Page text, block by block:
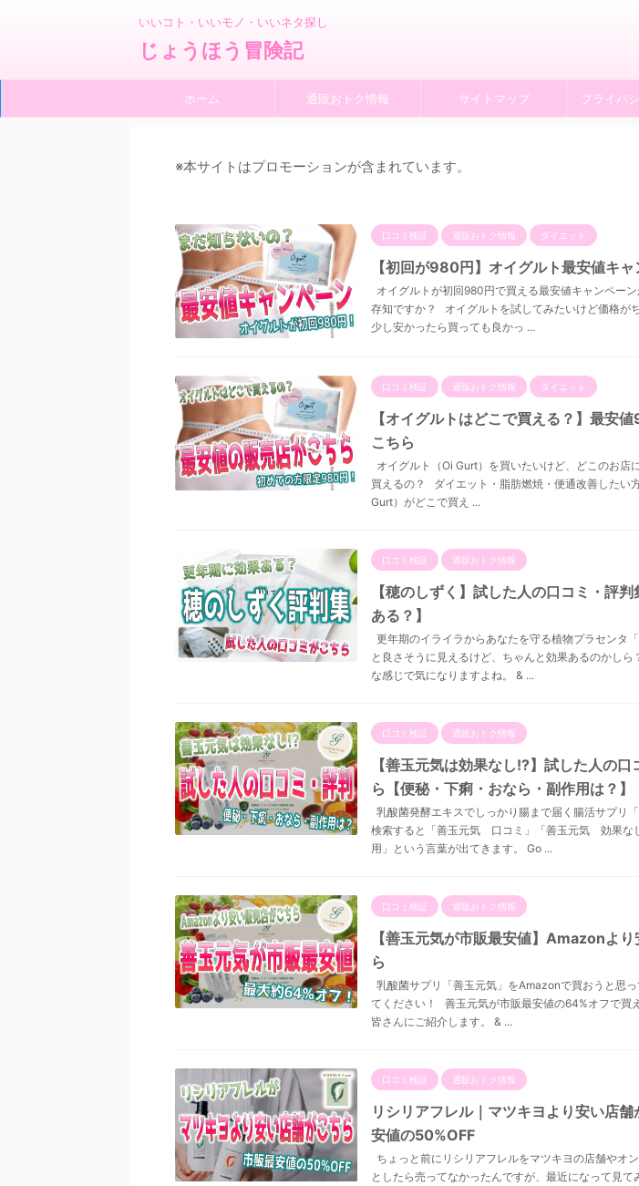
いいコト・いいモノ・いいネタ探し
じょうほう冒険記
ホーム 通販おトク情報 サイトマップ プライバ
※本サイトはプロモーションが含まれています。
口コミ検証 通販おトク情報 ダイエット
【初回が980円】オイグルト最安値キ
オイグルトが初回980円で買える最安値キャンペー
存知ですか？ オイグルトを試してみたいけど価格が
少し安かったら買っても良かっ ...
口コミ検証 通販おトク情報 ダイエット
【オイグルトはどこで買える？】最安
こちら
オイグルト（Oi Gurt）を買いたいけど、どこのお店
買えるの？ ダイエット・脂肪燃焼・便通改善したい
Gurt）がどこで買え ...
口コミ検証 通販おトク情報
【穂のしずく】試した人の口コミ・評
ある？】
更年期のイライラからあなたを守る植物プラセンタ
と良さそうに見えるけど、ちゃんと効果あるのかしら
な感じで気になりますよね。 & ...
口コミ検証 通販おトク情報
【善玉元気は効果なし!?】試した人の
ら【便秘・下痢・おなら・副作用は？】
乳酸菌発酵エキスでしっかり腸まで届く腸活サプリ
検索すると「善玉元気 口コミ」「善玉元気 効果
用」という言葉が出てきます。 Go ...
口コミ検証 通販おトク情報
【善玉元気が市販最安値】Amazonよ
ら
乳酸菌サプリ「善玉元気」をAmazonで買おうと思
てください！ 善玉元気が市販最安値の64%オフで買
皆さんにご紹介します。 & ...
口コミ検証 通販おトク情報
リシリアフレル｜マツキヨより安い店
安値の50%OFF
ちょっと前にリシリアフレルをマツキヨの店舗やオ
としたら売ってなかったんですが、最近になって見て